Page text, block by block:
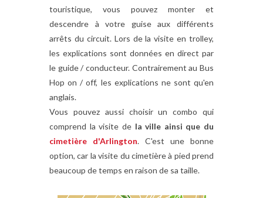
touristique, vous pouvez monter et
descendre à votre guise aux différents
arrêts du circuit. Lors de la visite en trolley,
les explications sont données en direct par
le guide / conducteur. Contrairement au Bus
Hop on / off, les explications ne sont qu'en
anglais.
Vous pouvez aussi choisir un combo qui
comprend la visite de la ville ainsi que du
cimetière d'Arlington. C'est une bonne
option, car la visite du cimetière à pied prend
beaucoup de temps en raison de sa taille.